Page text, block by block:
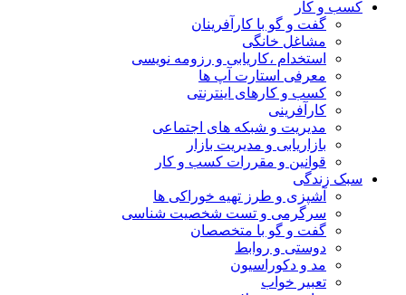
کسب و کار
گفت و گو با کارآفرینان
مشاغل خانگی
استخدام ،کاریابی و رزومه نویسی
معرفی استارت آپ ها
کسب و کارهای اینترنتی
کارآفرینی
مدیریت و شبکه های اجتماعی
بازاریابی و مدیریت بازار
قوانین و مقررات کسب و کار
سبک زندگی
آشپزی و طرز تهیه خوراکی ها
سرگرمی و تست شخصیت شناسی
گفت و گو با متخصصان
دوستی و روابط
مد و دکوراسیون
تعبیر خواب